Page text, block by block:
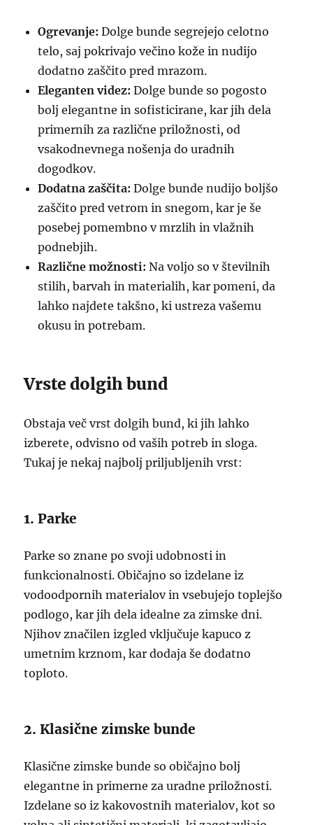
Ogrevanje: Dolge bunde segrejejo celotno
telo, saj pokrivajo večino kože in nudijo
dodatno zaščito pred mrazom.
Eleganten videz: Dolge bunde so pogosto
bolj elegantne in sofisticirane, kar jih dela
primernih za različne priložnosti, od
vsakodnevnega nošenja do uradnih
dogodkov.
Dodatna zaščita: Dolge bunde nudijo boljšo
zaščito pred vetrom in snegom, kar je še
posebej pomembno v mrzlih in vlažnih
podnebjih.
Različne možnosti: Na voljo so v številnih
stilih, barvah in materialih, kar pomeni, da
lahko najdete takšno, ki ustreza vašemu
okusu in potrebam.
Vrste dolgih bund
Obstaja več vrst dolgih bund, ki jih lahko
izberete, odvisno od vaših potreb in sloga.
Tukaj je nekaj najbolj priljubljenih vrst:
1. Parke
Parke so znane po svoji udobnosti in
funkcionalnosti. Običajno so izdelane iz
vodoodpornih materialov in vsebujejo toplejšo
podlogo, kar jih dela idealne za zimske dni.
Njihov značilen izgled vključuje kapuco z
umetnim krznom, kar dodaja še dodatno
toploto.
2. Klasične zimske bunde
Klasične zimske bunde so običajno bolj
elegantne in primerne za uradne priložnosti.
Izdelane so iz kakovostnih materialov, kot so